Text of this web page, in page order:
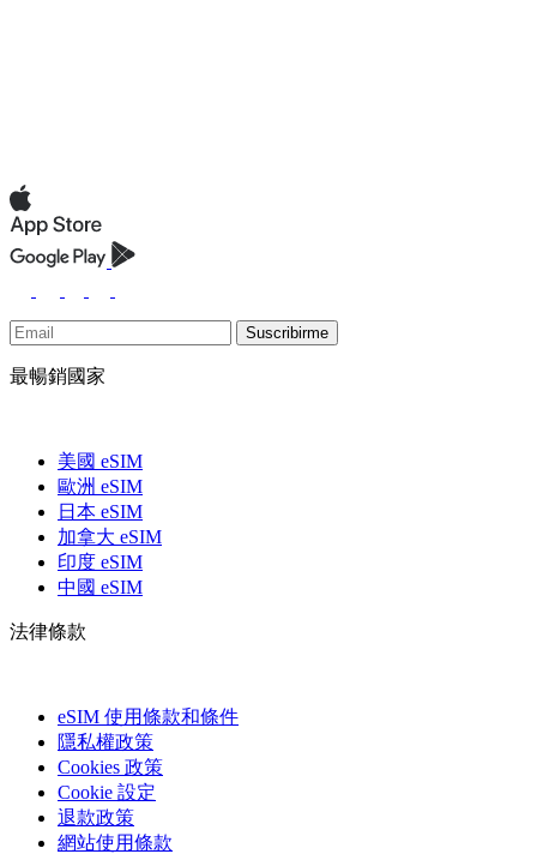
Suscribirme
最暢銷國家
美國 eSIM
歐洲 eSIM
日本 eSIM
加拿大 eSIM
印度 eSIM
中國 eSIM
法律條款
eSIM 使用條款和條件
隱私權政策
Cookies 政策
Cookie 設定
退款政策
網站使用條款